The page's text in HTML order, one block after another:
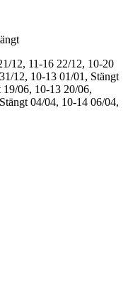
12, 11-16 22/12, 10-20
31/12, 10-13 01/01, Stängt
19/06, 10-13 20/06,
04/04, 10-14 06/04,